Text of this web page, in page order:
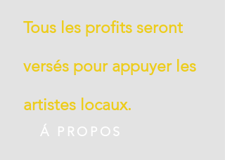
Tous les profits seront
versés pour appuyer les
artistes locaux.
Á PROPOS